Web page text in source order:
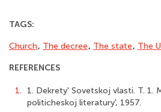
TAGS:
Church, The decree, The state, The
REFERENCES
1.
1. Dekrety' Sovetskoj vlasti. T. 1.
politicheskoj literatury', 1957.